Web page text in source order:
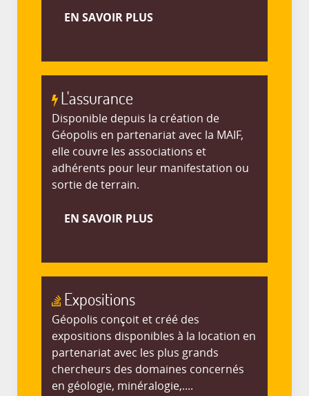
EN SAVOIR PLUS
L'assurance
Disponible depuis la création de
Géopolis en partenariat avec la MAIF,
elle couvre les associations et
adhérents pour leur manifestation ou
sortie de terrain.
EN SAVOIR PLUS
Expositions
Géopolis conçoit et créé des
expositions disponibles à la location en
partenariat avec les plus grands
chercheurs des domaines concernés
en géologie, minéralogie,....